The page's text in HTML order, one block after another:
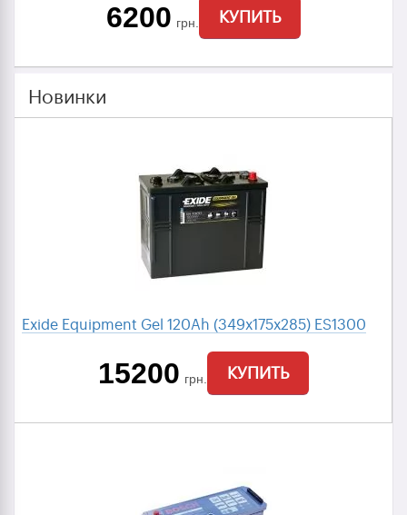
6200 грн. КУПИТЬ
Новинки
Exide Equipment Gel 120Ah (349x175x285) ES1300
15200 грн. КУПИТЬ